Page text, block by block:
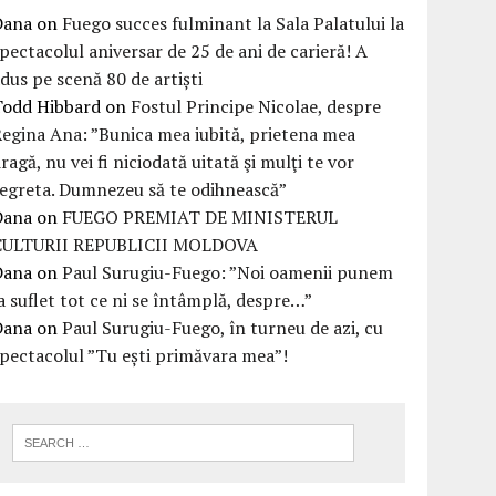
on Fuego succes fulminant la Sala Palatului la
aniversar de 25 de ani de carieră! A
pe scenă 80 de artiști
Hibbard on Fostul Principe Nicolae, despre
Ana: ”Bunica mea iubită, prietena mea
nu vei fi niciodată uitată şi mulţi te vor
Dumnezeu să te odihnească”
on FUEGO PREMIAT DE MINISTERUL
REPUBLICII MOLDOVA
onPaul Surugiu-Fuego: ”Noi oamenii punem
suflet tot ce ni se întâmplă, despre…”
onPaul Surugiu-Fuego, în turneu de azi, cu
”Tu ești primăvara mea”!